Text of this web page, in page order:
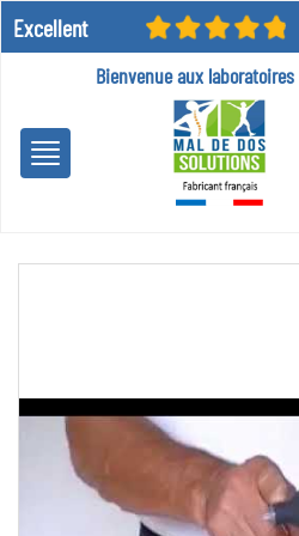
Excellent
Bienvenue aux laboratoires